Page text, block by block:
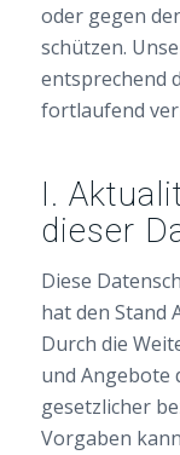
oder gegen
schützen.
entsprechend
fortlaufend
I.
dieser
Diese
hat den Stand
Durch die
und Angebote
gesetzlicher
Vorgaben